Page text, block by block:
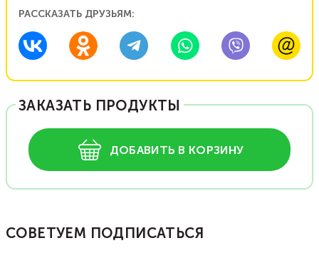
РАССКАЗАТЬ ДРУЗЬЯМ:
ЗАКАЗАТЬ ПРОДУКТЫ
ДОБАВИТЬ В КОРЗИНУ
СОВЕТУЕМ ПОДПИСАТЬСЯ